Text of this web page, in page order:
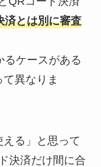
済とは別に審査
るケースがある
異なりま
える」と思って
決済だけ間に合